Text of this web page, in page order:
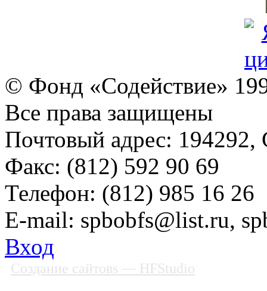
© Фонд «Содействие»
Все права защищены
Почтовый адрес: 194292,
Факс: (812) 592 90 69
Телефон: (812) 985 16 26
E-mail: spbobfs@list.ru,
Вход
Создание сайтовs — HFStudio